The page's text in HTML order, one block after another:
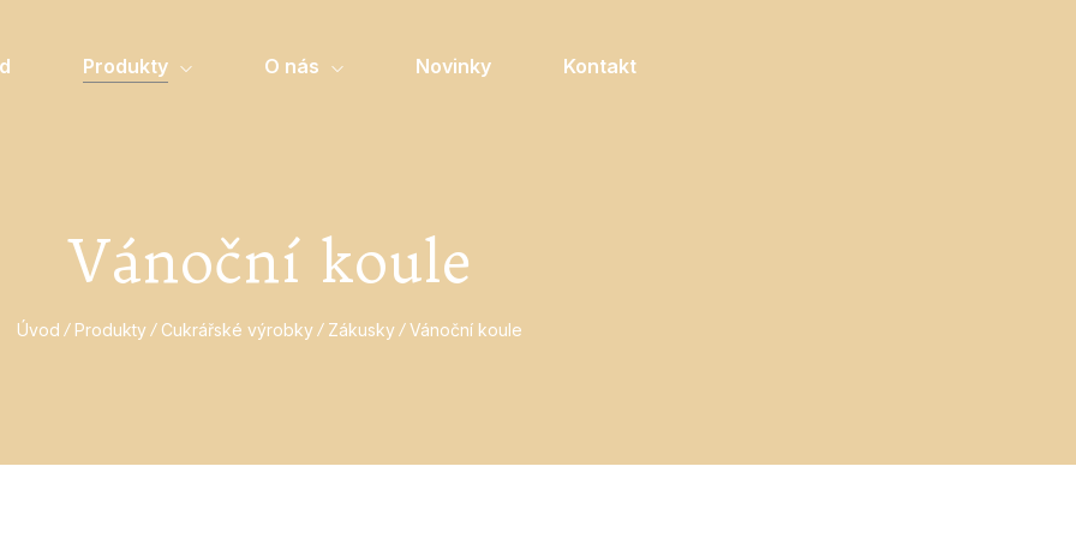
Produkty O nás Novinky Kontakt
Vánoční koule
Úvod Produkty Cukrářské výrobky Zákusky Vánoční koule